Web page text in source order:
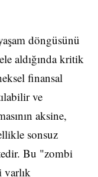
döngüsünü
aldığında kritik
finansal
ve
aksine,
sonsuz
Bu "zombi